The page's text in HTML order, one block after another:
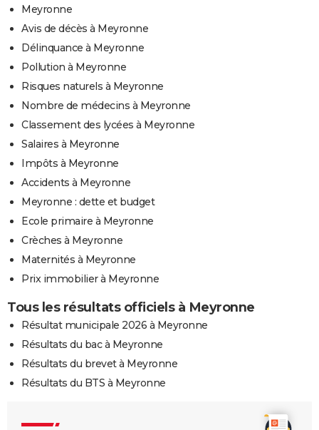
Meyronne
Avis de décès à Meyronne
Délinquance à Meyronne
Pollution à Meyronne
Risques naturels à Meyronne
Nombre de médecins à Meyronne
Classement des lycées à Meyronne
Salaires à Meyronne
Impôts à Meyronne
Accidents à Meyronne
Meyronne : dette et budget
Ecole primaire à Meyronne
Crèches à Meyronne
Maternités à Meyronne
Prix immobilier à Meyronne
Tous les résultats officiels à Meyronne
Résultat municipale 2026 à Meyronne
Résultats du bac à Meyronne
Résultats du brevet à Meyronne
Résultats du BTS à Meyronne